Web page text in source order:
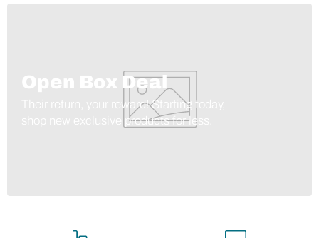
Open Box Deal
Their return, your reward! Starting today,
shop new exclusive products for less.